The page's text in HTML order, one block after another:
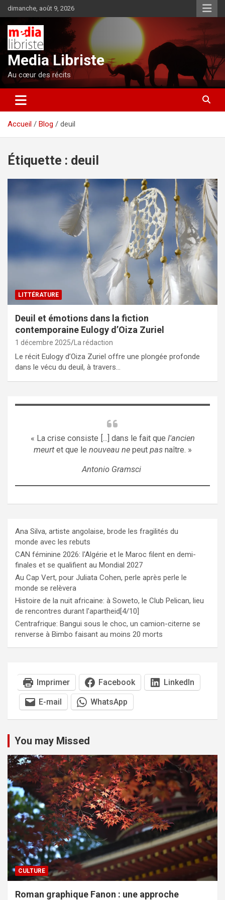
Aller
au
contenu
dimanche, août 9, 2026
Media Libriste
Au cœur des récits
Accueil Blog deuil
Étiquette : deuil
LITTÉRATURE
Deuil et émotions dans la fiction
contemporaine Eulogy d’Oiza Zuriel
1 décembre 2025 La rédaction
Le récit Eulogy d’Oiza Zuriel offre une plongée profonde
dans le vécu du deuil, à travers…
« La crise consiste [...] dans le fait que l'ancien
meurtet que le nouveau nepeut pasnaître. »
Antonio Gramsci
Ana Silva, artiste angolaise, brode les fragilités du
monde avec les rebuts
CAN féminine 2026: l'Algérie et le Maroc filent en demi-
finales et se qualifient au Mondial 2027
Au Cap Vert, pour Juliata Cohen, perle après perle le
monde se relèvera
Histoire de la nuit africaine: à Soweto, le Club Pelican, lieu
de rencontres durant l'apartheid[4/10]
Centrafrique: Bangui sous le choc, un camion-citerne se
renverse à Bimbo faisant au moins 20 morts
Imprimer Facebook LinkedIn
E-mail WhatsApp
You may Missed
CULTURE
Roman graphique Fanon : une approche